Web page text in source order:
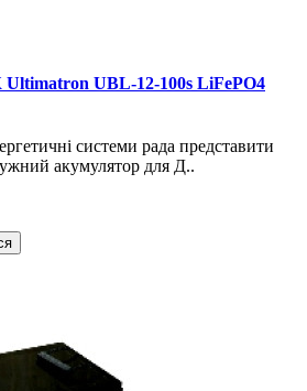
UBL-12-100s LiFePO4
системи рада представити
акумулятор для Д..